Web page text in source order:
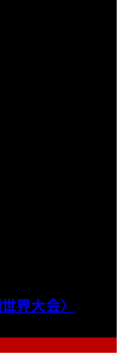
界大会〉